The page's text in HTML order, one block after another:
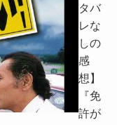
タバ
レな
しの
感
想】
『免
許が